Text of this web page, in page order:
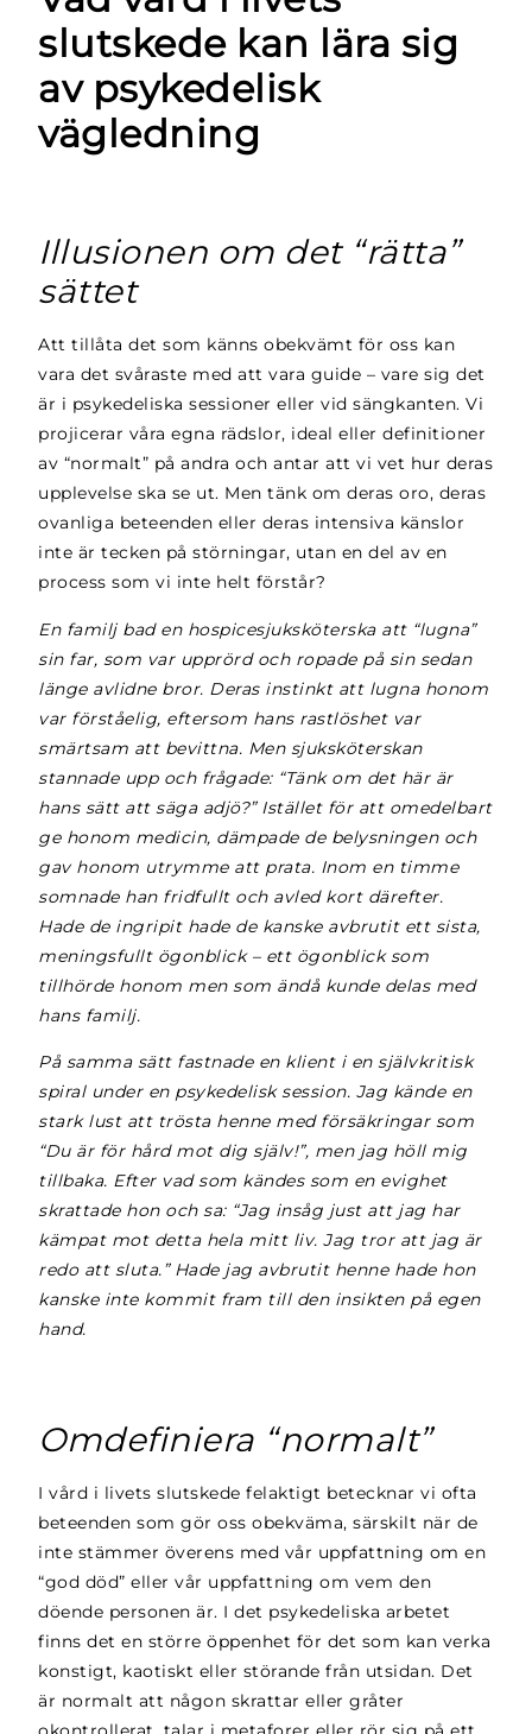
slutskede kan lära sig
av psykedelisk
vägledning
Illusionen om det “rätta”
sättet
Att tillåta det som känns obekvämt för oss kan
vara det svåraste med att vara guide – vare sig det
är i psykedeliska sessioner eller vid sängkanten. Vi
projicerar våra egna rädslor, ideal eller definitioner
av “normalt” på andra och antar att vi vet hur deras
upplevelse ska se ut. Men tänk om deras oro, deras
ovanliga beteenden eller deras intensiva känslor
inte är tecken på störningar, utan en del av en
process som vi inte helt förstår?
En familj bad en hospicesjuksköterska att “lugna”
sin far, som var upprörd och ropade på sin sedan
länge avlidne bror. Deras instinkt att lugna honom
var förståelig, eftersom hans rastlöshet var
smärtsam att bevittna. Men sjuksköterskan
stannade upp och frågade: “Tänk om det här är
hans sätt att säga adjö?” Istället för att omedelbart
ge honom medicin, dämpade de belysningen och
gav honom utrymme att prata. Inom en timme
somnade han fridfullt och avled kort därefter.
Hade de ingripit hade de kanske avbrutit ett sista,
meningsfullt ögonblick – ett ögonblick som
tillhörde honom men som ändå kunde delas med
hans familj.
På samma sätt fastnade en klient i en självkritisk
spiral under en psykedelisk session. Jag kände en
stark lust att trösta henne med försäkringar som
“Du är för hård mot dig själv!”, men jag höll mig
tillbaka. Efter vad som kändes som en evighet
skrattade hon och sa: “Jag insåg just att jag har
kämpat mot detta hela mitt liv. Jag tror att jag är
redo att sluta.” Hade jag avbrutit henne hade hon
kanske inte kommit fram till den insikten på egen
hand.
Omdefiniera “normalt”
I vård i livets slutskede felaktigt betecknar vi ofta
beteenden som gör oss obekväma, särskilt när de
inte stämmer överens med vår uppfattning om en
“god död” eller vår uppfattning om vem den
döende personen är. I det psykedeliska arbetet
finns det en större öppenhet för det som kan verka
konstigt, kaotiskt eller störande från utsidan. Det
är normalt att någon skrattar eller gråter